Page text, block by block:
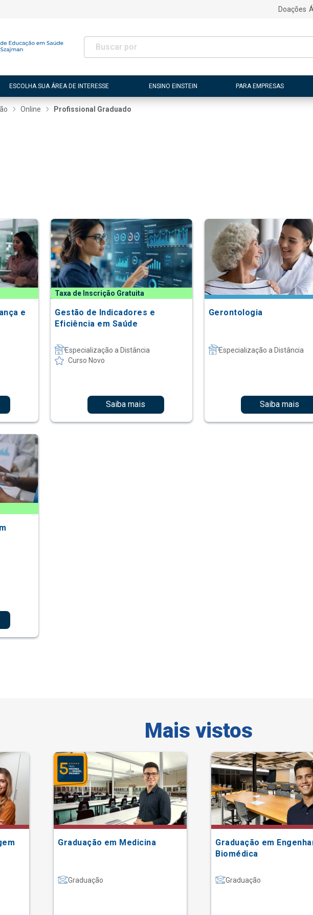
Doações
ESCOLHA SUA ÁREA DE INTERESSE ENSINO EINSTEIN PARA EMPRESAS
Online Profissional Graduado
e
Taxa de Inscrição Gratuita
Gestão de Indicadores e
Eficiência em Saúde
Especialização a Distância
Curso Novo
Saiba mais
Gerontologia
Especialização a Distância
Saiba mais
Mais vistos
Graduação em Medicina
Graduação
Graduação em
Biomédica
Graduação